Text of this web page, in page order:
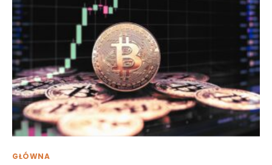
GŁÓWNA